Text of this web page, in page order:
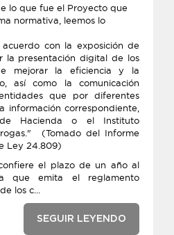
lo que fue el Proyecto que
normativa, leemos lo
con la exposición de
la presentación digital de los
mejorar la eficiencia y la
así como la comunicación
que por diferentes
información correspondiente,
Hacienda o el Instituto
(Tomado del Informe
Ley 24.809)
el plazo de un año al
que emita el reglamento
los c...
SEGUIR LEYENDO